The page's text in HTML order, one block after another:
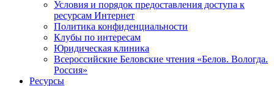
Условия и порядок предоставления доступа к
ресурсам Интернет
Политика конфиденциальности
Клубы по интересам
Юридическая клиника
Всероссийские Беловские чтения «Белов. Вологда.
Россия»
Ресурсы